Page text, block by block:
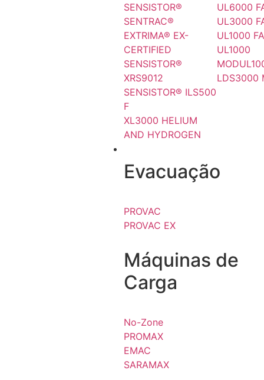
SENSISTOR®
SENTRAC®
EXTRIMA® EX-
CERTIFIED
SENSISTOR®
XRS9012
SENSISTOR® ILS500
F
XL3000 HELIUM
AND HYDROGEN
UL6000
UL3000
UL1000
UL1000
LDS3000
Evacuação
PROVAC
PROVAC EX
Máquinas de
Carga
No-Zone
PROMAX
EMAC
SARAMAX